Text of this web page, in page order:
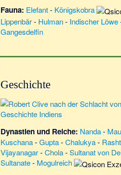
Fauna: Elefant- Königskobra
Lippenbär- Hulman- Indischer Löwe
Gangesdelfin
Geschichte
Geschichte Indiens
Dynastien und Reiche: Nanda-
Kuschana-Gupta-Chalukya-
Vijayanagar-Chola-Sultanat von
Sultanate- Mogulreich